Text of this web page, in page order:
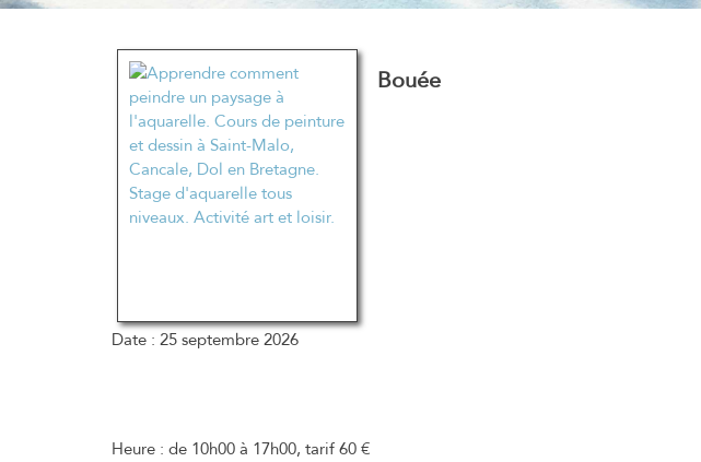
Bouée
Date : 25 septembre 2026
Heure : de 10h00 à 17h00, tarif 60 €
Navigation
des
articles